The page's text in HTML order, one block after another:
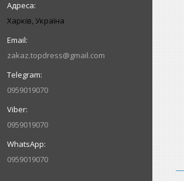
Харків, Україна
zakaz.topdress@gmail.com
0959019070
0959019070
0959019070